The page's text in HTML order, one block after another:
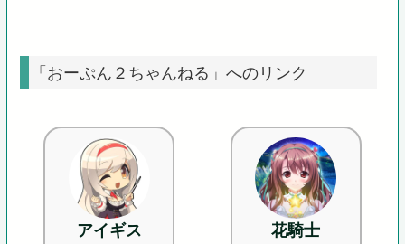
「おーぷん２ちゃんねる」へのリンク
アイギス
花騎士